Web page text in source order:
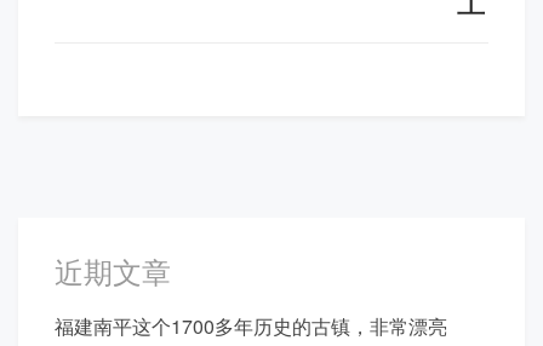
近期文章
福建南平这个1700多年历史的古镇，非常漂亮